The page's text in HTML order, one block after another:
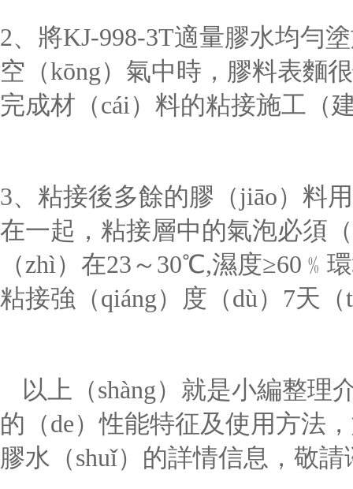
2、 將KJ-998-3T適量膠水均勻
空（kōng）氣中時，膠料表麵
完成材（cái）料的粘接施工（
3、粘接後多餘的膠（jiāo）料
在一起，粘接層中的氣泡必須
（zhì）在23～30℃,濕度≥60﹪
粘接強（qiáng）度（dù）7天
以上（shàng）就是小編整理
的（de）性能特征及使用方法
膠水（shuǐ）的詳情信息，敬